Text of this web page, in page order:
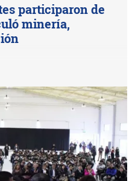
participaron de
minería,